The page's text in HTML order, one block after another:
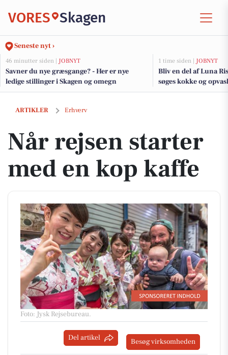
VORES Skagen
Seneste nyt ›
46 minutter siden | JOBNYT
Savner du nye græsgange? - Her er nye
ledige stillinger i Skagen og omegn
1 time siden | JOBNYT
Bliv en del af Luna
søges kokke og
ARTIKLER Erhverv
Når rejsen starter med en kop kaffe
Når rejsen starter
med en kop kaffe
Foto: Jysk Rejsebureau.
Del artikel Besøg virksomheden